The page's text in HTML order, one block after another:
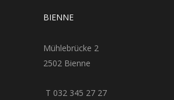
BIENNE
Mühlebrücke 2
2502 Bienne
T 032 345 27 27